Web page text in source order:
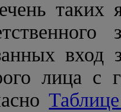
таких
вход
лица с